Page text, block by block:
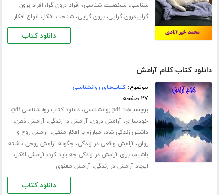
شناسی،شخصیت شناسی، افراد درون گرا، افراد برون
گراییدرون گرایی،برون گرایی،شناخت افکار، انواع افکار
دانلود کتاب
دانلود کتاب کلام آرامش
موضوع:کتاب‌های روانشناسی
۲۷ صفحه
برچسب‌ها:pdf روانشناسی ،دانلود کتاب روانشناسی pdf ،
خودسازی،آرامش درون،آرامش در زندگی،آرامش ذهن،
داشتن زندگی شاد، مبارزه با افکار منفی،آرامش روح و
روان،آرامش واقعی در زندگی، چگونه آرامش روحی داشته
باشیم،برای آرامش در زندگی چه باید کرد،آرامش افکار،
ایجاد آرامش در زندگی،آرامش معنوی
دانلود کتاب